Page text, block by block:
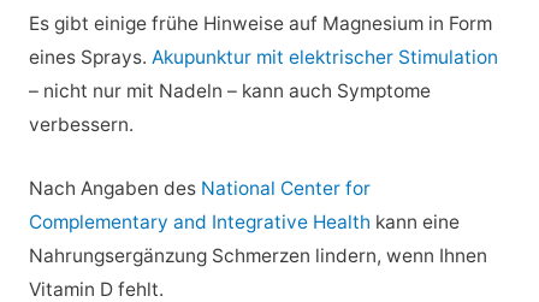
Es gibt einige frühe Hinweise auf Magnesium in Form
eines Sprays. Akupunktur mit elektrischer Stimulation
– nicht nur mit Nadeln – kann auch Symptome
verbessern.
Nach Angaben des National Center for
Complementary and Integrative Health kann eine
Nahrungsergänzung Schmerzen lindern, wenn Ihnen
Vitamin D fehlt.